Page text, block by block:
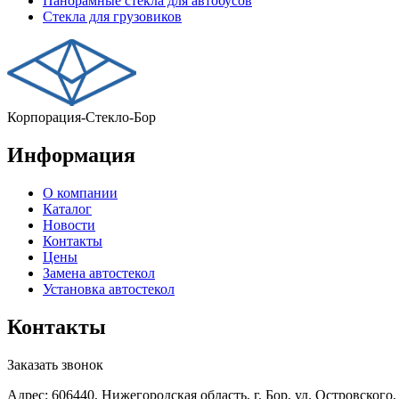
Стекла для грузовиков
Корпорация-Стекло-Бор
Информация
О компании
Каталог
Новости
Контакты
Цены
Замена автостекол
Установка автостекол
Контакты
Заказать звонок
Адрес: 606440, Нижегородская область, г. Бор, ул.